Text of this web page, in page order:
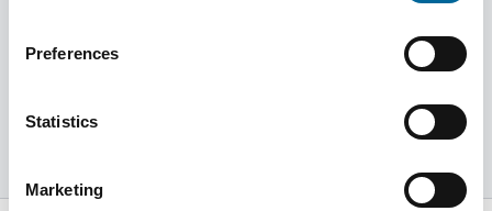
Preferences
Statistics
Marketing
förankrat och präglas av starka värderingar.